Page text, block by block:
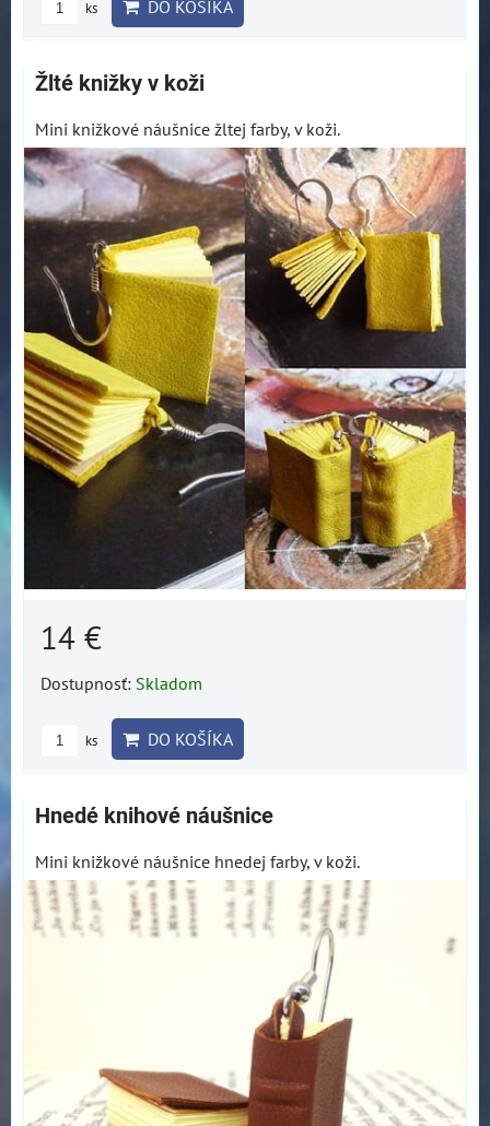
ks DO KOŠÍKA
Žlté knižky v koži
Mini knižkové náušnice žltej farby, v koži.
14 €
Dostupnosť: Skladom
ks DO KOŠÍKA
Hnedé knihové náušnice
Mini knižkové náušnice hnedej farby, v koži.